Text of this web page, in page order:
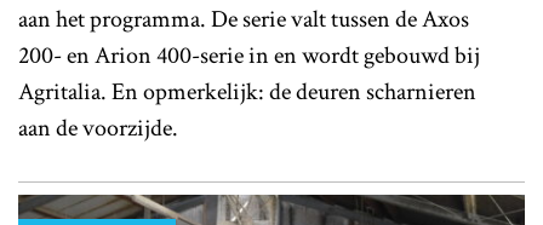
aan het programma. De serie valt tussen de Axos
200- en Arion 400-serie in en wordt gebouwd bij
Agritalia. En opmerkelijk: de deuren scharnieren
aan de voorzijde.